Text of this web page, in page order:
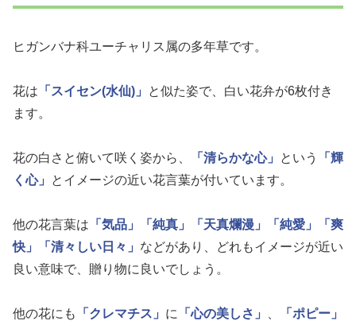
ヒガンバナ科ユーチャリス属の多年草です。
花は 「スイセン(水仙)」
と似た姿で、白い花弁が6枚付き
ます。
花の白さと俯いて咲く姿から、 「清らかな心」 という
「輝
く心」
とイメージの近い花言葉が付いています。
他の花言葉は 「気品」 「純真」 「天真爛漫」 「純愛」
「爽
快」
「清々しい日々」 などがあり、どれもイメージが近い
良い意味で、贈り物に良いでしょう。
他の花にも 「クレマチス」 に 「心の美しさ」
「ポピー」